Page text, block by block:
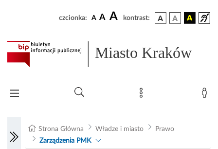
czcionka: A A A kontrast:
Miasto Kraków
Strona Główna Władze i miasto
Prawo
Zarządzenia PMK